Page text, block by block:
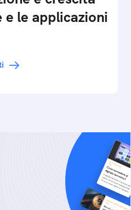
le applicazioni